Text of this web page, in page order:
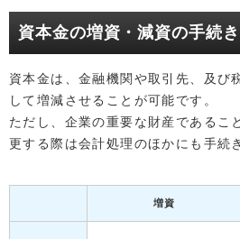
資本金の増資・減資の手続
資本金は、金融機関や取引先、及び
して増減させることが可能です。
ただし、企業の重要な財産であるこ
更する際は会計処理のほかにも手続
増資